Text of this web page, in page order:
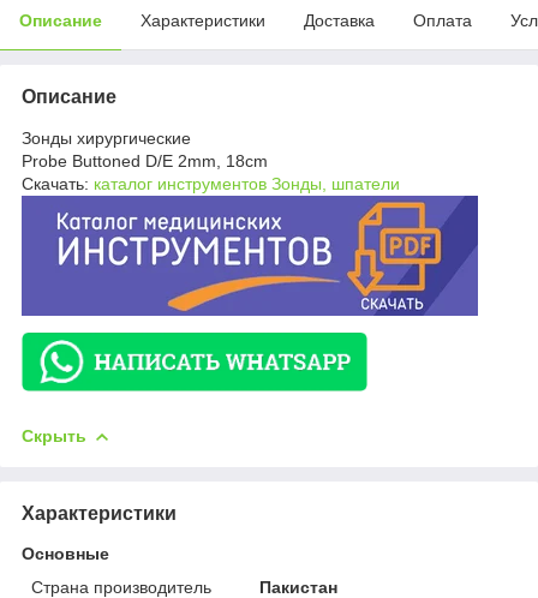
Описание Характеристики Доставка Оплата
Описание
Зонды хирургические
Probe Buttoned D/E 2mm, 18cm
Скачать: каталог инструментов Зонды, шпатели
Скрыть
Характеристики
Основные
Страна производитель
Пакистан